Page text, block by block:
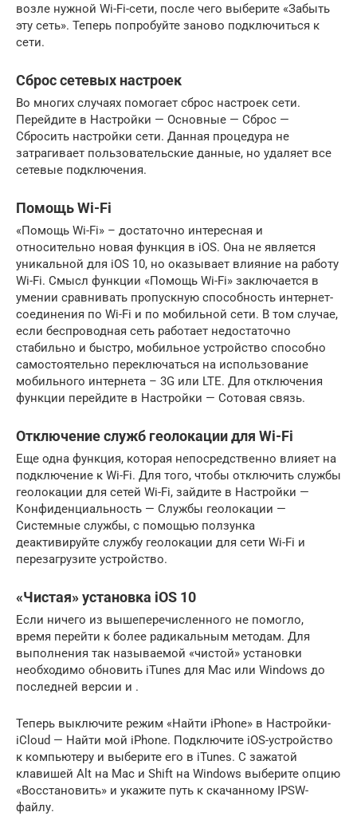
возле нужной Wi-Fi-сети, после чего выберите «Забыть
эту сеть». Теперь попробуйте заново подключиться к
сети.
Сброс сетевых настроек
Во многих случаях помогает сброс настроек сети.
Перейдите в Настройки — Основные — Сброс —
Сбросить настройки сети. Данная процедура не
затрагивает пользовательские данные, но удаляет все
сетевые подключения.
Помощь Wi-Fi
«Помощь Wi-Fi» – достаточно интересная и
относительно новая функция в iOS. Она не является
уникальной для iOS 10, но оказывает влияние на работу
Wi-Fi. Смысл функции «Помощь Wi-Fi» заключается в
умении сравнивать пропускную способность интернет-
соединения по Wi-Fi и по мобильной сети. В том случае,
если беспроводная сеть работает недостаточно
стабильно и быстро, мобильное устройство способно
самостоятельно переключаться на использование
мобильного интернета – 3G или LTE. Для отключения
функции перейдите в Настройки — Сотовая связь.
Отключение служб геолокации для Wi-Fi
Еще одна функция, которая непосредственно влияет на
подключение к Wi-Fi. Для того, чтобы отключить службы
геолокации для сетей Wi-Fi, зайдите в Настройки —
Конфиденциальность — Службы геолокации —
Системные службы, с помощью ползунка
деактивируйте службу геолокации для сети Wi-Fi и
перезагрузите устройство.
«Чистая» установка iOS 10
Если ничего из вышеперечисленного не помогло,
время перейти к более радикальным методам. Для
выполнения так называемой «чистой» установки
необходимо обновить iTunes для Mac или Windows до
последней версии и .
Теперь выключите режим «Найти iPhone» в Настройки-
iCloud — Найти мой iPhone. Подключите iOS-устройство
к компьютеру и выберите его в iTunes. С зажатой
клавишей Alt на Mac и Shift на Windows выберите опцию
«Восстановить» и укажите путь к скачанному IPSW-
файлу.